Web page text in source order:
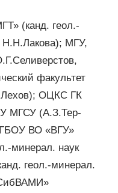
(канд. геол.-
Н.Н.Лакова); МГУ,
факультет
ОЦКС ГК
МГСУ (A.З.Тер-
ВО «ВГУ»
минерал. наук
геол.-минерал.